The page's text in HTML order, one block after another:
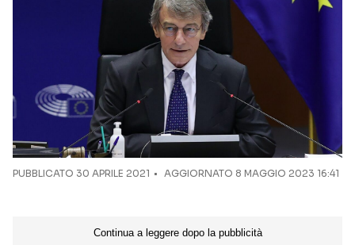
PUBBLICATO 30 APRILE 2021 AGGIORNATO 8 MAGGIO 2023 16:41